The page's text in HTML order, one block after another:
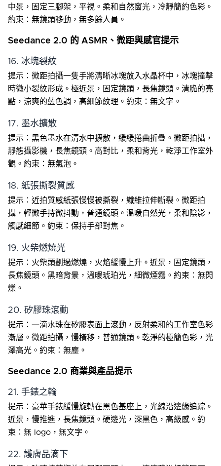
中景，固定三腳架，平視。柔和自然窗光，冷靜簡約色彩。
約束：無鏡頭移動，無多餘人員。
Seedance 2.0 的 ASMR、微距與感官提示
16. 冰塊裂紋
提示：微距拍攝一隻手將清晰冰塊放入水晶杯中，冰塊撞擊
時微小裂紋形成。極近景，固定鏡頭，長焦鏡頭。清脆的亮
點，涼爽的藍色調，高細節紋理。約束：無文字。
17. 墨水擴散
提示：黑色墨水在清水中擴散，緩緩捲曲折疊。微距拍攝，
靜態攝影機，長焦鏡頭。高對比，柔和背光，乾淨工作室外
觀。約束：無氣泡。
18. 紙張撕裂質感
提示：近拍質感紙張慢慢被撕裂，纖維拉伸斷裂。微距拍
攝，輕微手持微抖動，普通鏡頭。溫暖自然光，柔和陰影，
觸感細節。約束：保持手部對焦。
19. 火柴燃燒光
提示：火柴頭劃過燃燒，火焰緩慢上升。近景，固定鏡頭，
長焦鏡頭。黑暗背景，溫暖琥珀光，細微煙霧。約束：無閃
爍。
20. 矽膠珠滾動
提示：一滴水珠在矽膠表面上滾動，反射柔和的工作室色彩
漸層。微距拍攝，慢橫移，普通鏡頭。乾淨的極簡色彩，光
澤高光。約束：無塵。
Seedance 2.0 商業與產品提示
21. 手錶之輪
提示：豪華手錶緩慢旋轉在黑色基座上，光線沿邊緣追踪。
近景，慢推進，長焦鏡頭。硬邊光，深黑色，高級感。約
束：無 logo，無文字。
22. 護膚品滴下